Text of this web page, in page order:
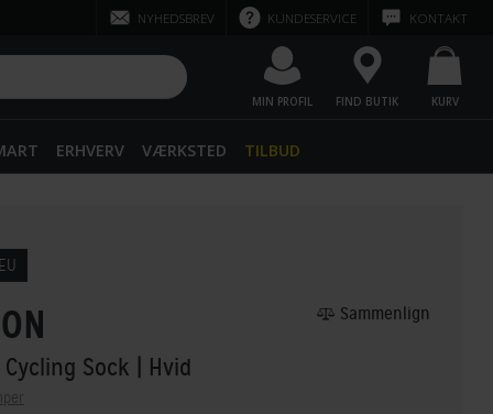
NYHEDSBREV KUNDESERVICE KONTAKT
MIN PROFIL FIND BUTIK KURV
ERHVERV VÆRKSTED TILBUD
Cycling Sock | Hvid
Sammenlign